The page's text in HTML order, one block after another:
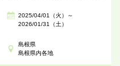
2025/04/01（火）～
2026/01/31（土）
島根県
島根県内各地